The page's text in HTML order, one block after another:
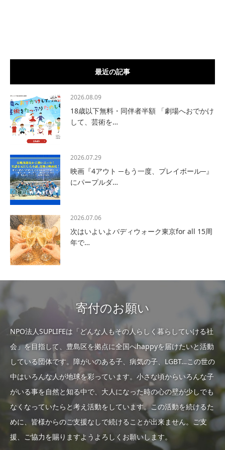
最近の記事
2026.08.09
18歳以下無料・同伴者半額 「劇場へおでかけ
して、芸術を…
2026.07.29
映画『4アウト ─もう一度、プレイボール─』
にパープルダ…
2026.07.06
次はいよいよバディウォーク東京for all 15周
年で…
寄付のお願い
NPO法人SUPLIFEは「どんな人もその人らしく暮らしていける社
会」を目指して、豊島区を拠点に全国へhappyを届けたいと活動
している団体です。障がいのある子、病気の子、LGBT…この世の
中はいろんな人が地球を彩っています。小さな頃からいろんな子
がいる事を自然と知る中で、大人になった時の心の壁が少しでも
なくなっていたらと考え活動をしています。この活動を続けるた
めに、皆様からのご支援なしで続けることが出来ません。ご支
援、ご協力を賜りますようよろしくお願いします。